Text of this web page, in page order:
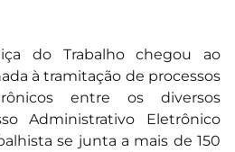
do Trabalho chegou ao
à tramitação de processos
entre os diversos
Administrativo Eletrônico
se junta a mais de 150